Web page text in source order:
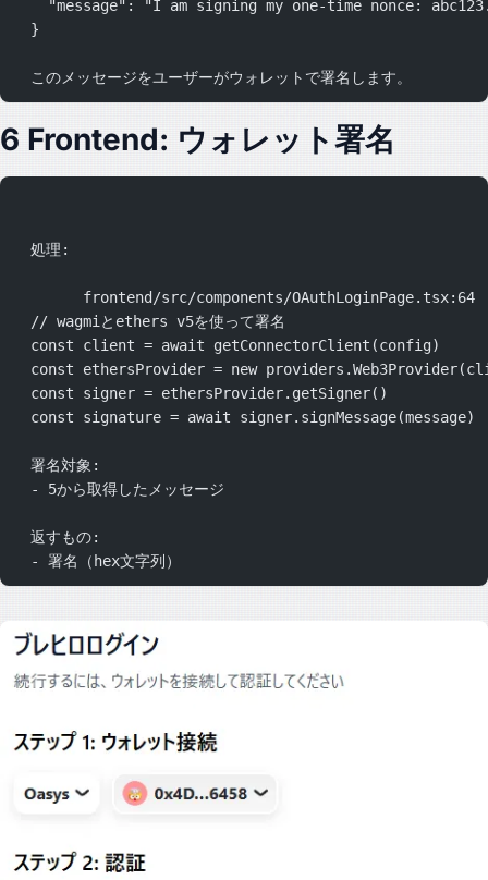
"message": "I am signing my one-time nonce:
  }
  このメッセージをユーザーがウォレットで署名します。
6 Frontend: ウォレット署名
  処理:
	frontend/src/components/OAuthLoginPage.tsx:64
  // wagmiとethers v5を使って署名
  const client = await getConnectorClient(config)
const ethersProvider = new
  const signer = ethersProvider.getSigner()
  const signature = await signer.signMessage(message)
  署名対象:
  - 5から取得したメッセージ
  返すもの:
  - 署名（hex文字列）